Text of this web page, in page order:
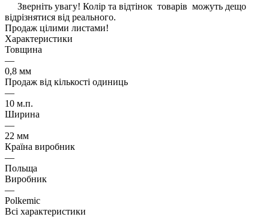
Зверніть увагу! Колір та відтінок товарів можуть дещо
відрізнятися від реального.
Продаж цілими листами!
Характеристики
Товщина
—
0,8 мм
Продаж від кількості одиниць
—
10 м.п.
Ширина
—
22 мм
Країна виробник
—
Польща
Виробник
—
Polkemic
Всі характеристики